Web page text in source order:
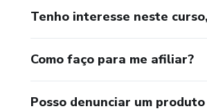
Tenho interesse neste
Como faço para me afiliar?
Posso denunciar um